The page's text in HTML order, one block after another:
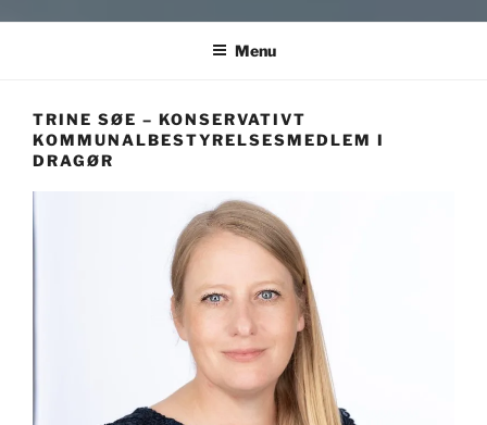
Menu
TRINE SØE – KONSERVATIVT
KOMMUNALBESTYRELSESMEDLEM I
DRAGØR